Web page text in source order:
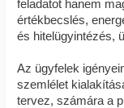
feladatot hanem
értékbecslés,
és hitelügyintézés,
Az ügyfelek
szemlélet
tervez, számára a